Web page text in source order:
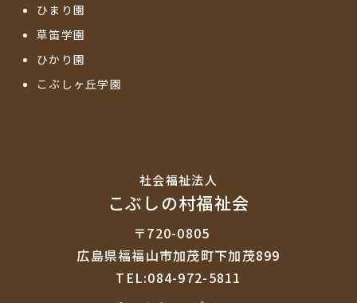
ひまり園
草笛学園
ひかり園
こぶしヶ丘学園
社会福祉法⼈
こぶしの村福祉会
〒720-0805
広島県福福山市加茂町下加茂899
TEL:084-972-5811